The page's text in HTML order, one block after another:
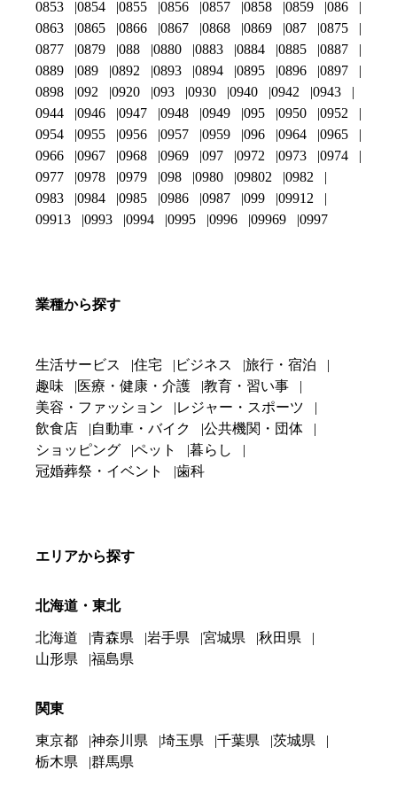
0853 0854 0855 0856 0857 0858 0859
086
0863
0865 0866 0867 0868 0869 087
0875
0877
0879 088 0880 0883 0884 0885
0887
0889
089 0892 0893 0894 0895 0896
0897
0898
092 0920 093 0930 0940 0942
0943
0944
0946 0947 0948 0949 095 0950
0952
0954
0955 0956 0957 0959 096 0964
0965
0966
0967 0968 0969 097 0972 0973
0974
0977
0978 0979 098 0980 09802
0982
0983
0984 0985 0986 0987 099
09912
09913
0993 0994 0995 0996 09969 0997
業種から探す
生活サービス 住宅 ビジネス
旅行・宿泊
趣味
医療・健康・介護
教育・習い事
美容・ファッション
レジャー・スポーツ
飲食店
自動車・バイク
公共機関・団体
ショッピング
ペット
暮らし
冠婚葬祭・イベント
歯科
エリアから探す
北海道・東北
北海道 青森県 岩手県 宮城県
秋田県
山形県
福島県
関東
東京都 神奈川県 埼玉県 千葉県
茨城県
栃木県
群馬県